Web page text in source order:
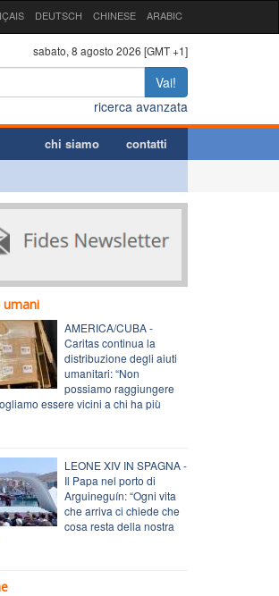
DEUTSCH CHINESE ARABIC
sabato, 8 agosto 2026 [GMT +1]
Vai!
ricerca avanzata
chi siamo contatti
AMERICA/CUBA -
Caritas continua la
distribuzione degli aiuti
umanitari: “Non
possiamo raggiungere
essere vicini a chi ha più
LEONE XIV IN SPAGNA -
Il Papa nel porto di
Arguineguín: “Ogni vita
che arriva ci chiede che
cosa resta della nostra